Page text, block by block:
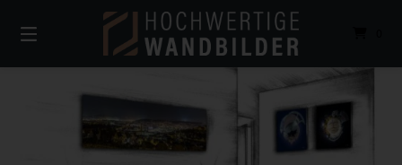
zum
Inhalt